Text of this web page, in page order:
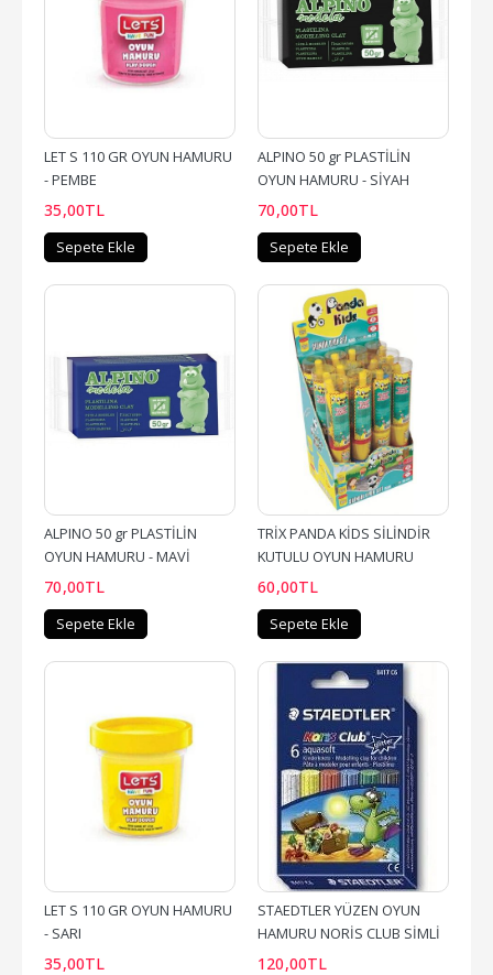
LET S 110 GR OYUN HAMURU
- PEMBE
35,00TL
Sepete Ekle
ALPINO 50 gr PLASTİLİN
OYUN HAMURU - SİYAH
70,00TL
Sepete Ekle
ALPINO 50 gr PLASTİLİN
OYUN HAMURU - MAVİ
70,00TL
Sepete Ekle
TRİX PANDA KİDS SİLİNDİR
KUTULU OYUN HAMURU
60,00TL
Sepete Ekle
LET S 110 GR OYUN HAMURU
- SARI
35,00TL
STAEDTLER YÜZEN OYUN
HAMURU NORİS CLUB SİMLİ
6 lı
120,00TL